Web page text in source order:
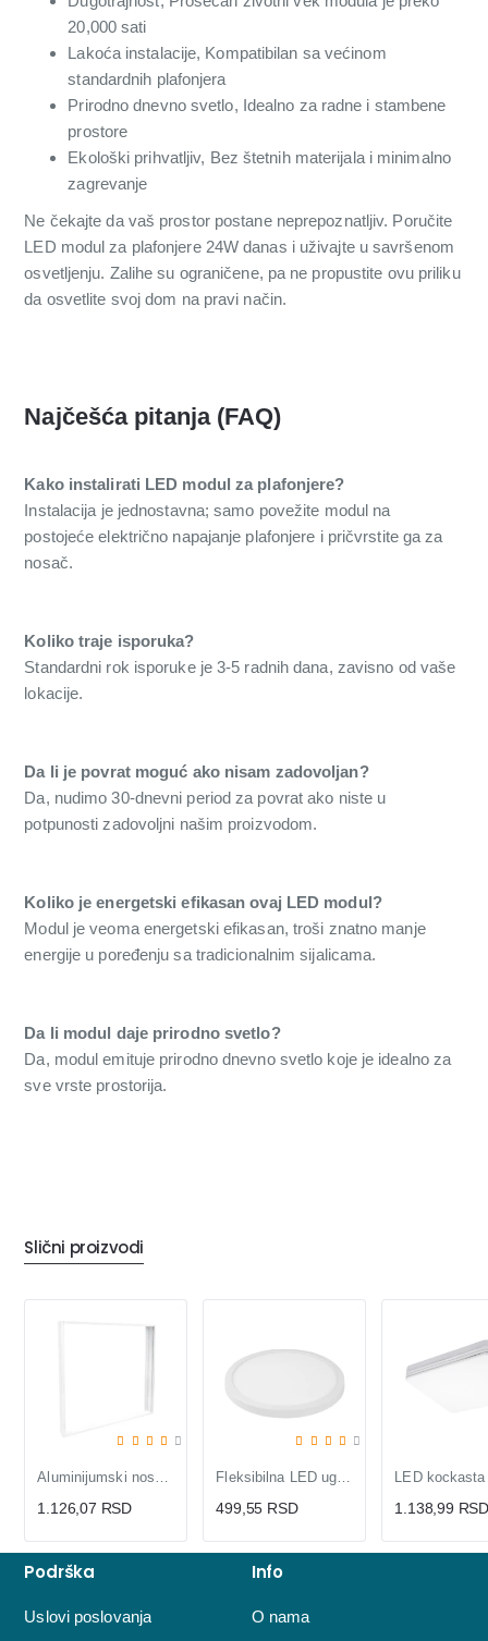
20,000 sati
Lakoća instalacije, Kompatibilan sa većinom
standardnih plafonjera
Prirodno dnevno svetlo, Idealno za radne i stambene
prostore
Ekološki prihvatljiv, Bez štetnih materijala i minimalno
zagrevanje
Ne čekajte da vaš prostor postane neprepoznatljiv. Poručite
LED modul za plafonjere 24W danas i uživajte u savršenom
osvetljenju. Zalihe su ograničene, pa ne propustite ovu priliku
da osvetlite svoj dom na pravi način.
Najčešća pitanja (FAQ)
Kako instalirati LED modul za plafonjere?
Instalacija je jednostavna; samo povežite modul na
postojeće električno napajanje plafonjere i pričvrstite ga za
nosač.
Koliko traje isporuka?
Standardni rok isporuke je 3-5 radnih dana, zavisno od vaše
lokacije.
Da li je povrat moguć ako nisam zadovoljan?
Da, nudimo 30-dnevni period za povrat ako niste u
potpunosti zadovoljni našim proizvodom.
Koliko je energetski efikasan ovaj LED modul?
Modul je veoma energetski efikasan, troši znatno manje
energije u poređenju sa tradicionalnim sijalicama.
Da li modul daje prirodno svetlo?
Da, modul emituje prirodno dnevno svetlo koje je idealno za
sve vrste prostorija.
Slični proizvodi
1.126,07 RSD 499,55 RSD 1.138,99 RSD
Podrška
Uslovi poslovanja
Info
O nama